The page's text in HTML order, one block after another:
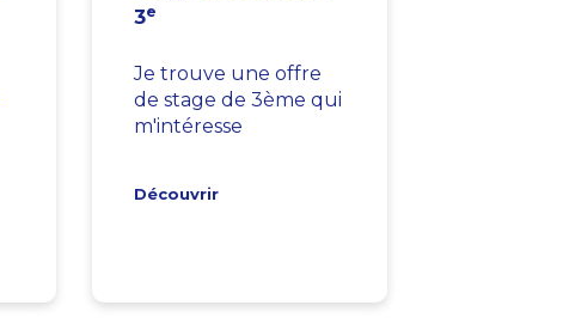
3e
Je trouve une offre
de stage de 3ème qui
m'intéresse
Découvrir